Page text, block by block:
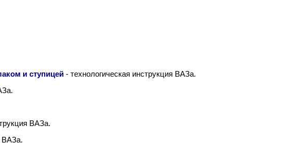
и ступицей - технологическая инструкция ВАЗа.
ВАЗа.
ВАЗа.